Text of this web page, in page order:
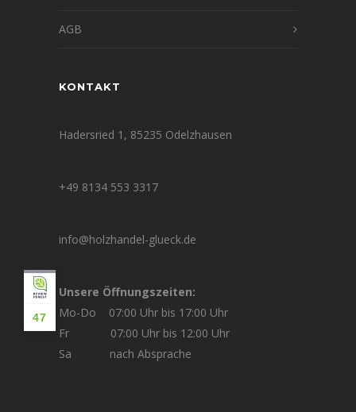
AGB
KONTAKT
Hadersried 1, 85235 Odelzhausen
+49 8134 553 3317
info@holzhandel-glueck.de
Unsere Öffnungszeiten:
Mo-Do 07:00 Uhr bis 17:00 Uhr
Fr 07:00 Uhr bis 12:00 Uhr
Sa nach Absprache
47